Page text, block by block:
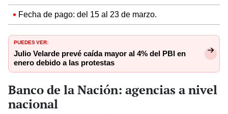
Fecha de pago: del 15 al 23 de marzo.
PUEDES VER:
Julio Velarde prevé caída mayor al 4% del PBI en
enero debido a las protestas
Banco de la Nación: agencias a nivel
nacional